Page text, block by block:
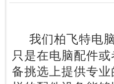
我们柏飞特电
只是在电脑配件
备挑选上提供专